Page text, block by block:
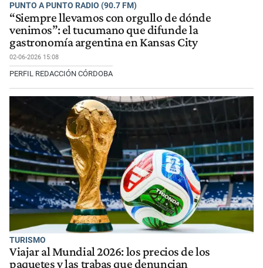
PUNTO A PUNTO RADIO (90.7 FM)
“Siempre llevamos con orgullo de dónde
venimos”: el tucumano que difunde la
gastronomía argentina en Kansas City
02-06-2026 15:08
PERFIL REDACCIÓN CÓRDOBA
TURISMO
Viajar al Mundial 2026: los precios de los
paquetes y las trabas que denuncian